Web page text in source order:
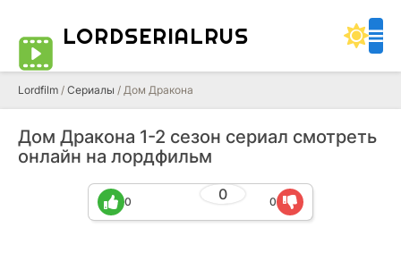
LORDSERIALRUS
Lordfilm / Сериалы / Дом Дракона
Дом Дракона 1-2 сезон сериал смотреть
онлайн на лордфильм
0
0 0